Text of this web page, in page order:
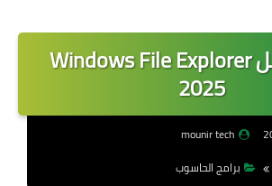
أفضل بدائل Windows File Explorer
2025
mounir tech
برامج الحاسوب